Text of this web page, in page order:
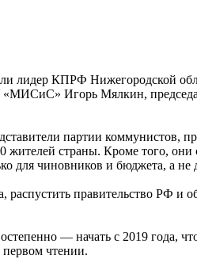
лидер КПРФ Нижегородской
«МИСиС» Игорь Мялкин,
партии коммунистов,
страны. Кроме того, они
для чиновников и бюджета, а не
правительство РФ и
— начать с 2019 года,
чтении.